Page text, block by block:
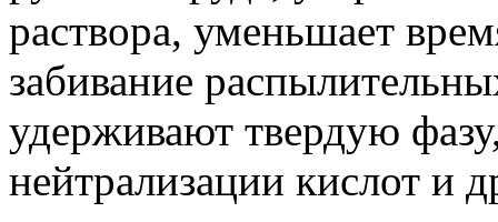
раствора, уменьшает
забивание
удерживают твердую
нейтрализации кислот и